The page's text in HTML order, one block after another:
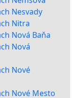
Nesvady
Nitra
Nová Baňa
Nová
Nové
Nové Mesto